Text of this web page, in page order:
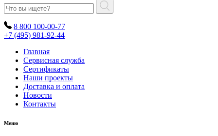
8 800 100-00-77
+7 (495) 981-92-44
Главная
Сервисная служба
Сертификаты
Наши проекты
Доставка и оплата
Новости
Контакты
Меню